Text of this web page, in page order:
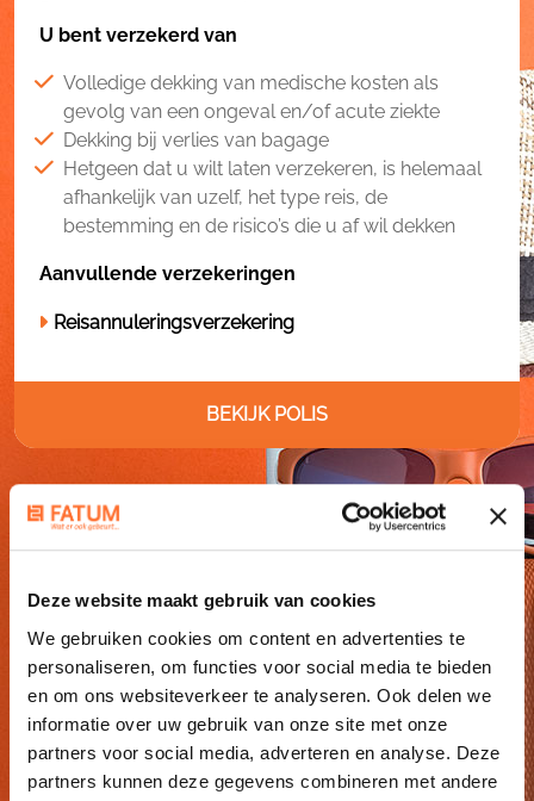
Deze website maakt gebruik van cookies
We gebruiken cookies om content en advertenties te
personaliseren, om functies voor social media te bieden
en om ons websiteverkeer te analyseren. Ook delen we
informatie over uw gebruik van onze site met onze
partners voor social media, adverteren en analyse. Deze
partners kunnen deze gegevens combineren met andere
U bent verzekerd van
Volledige dekking van medische kosten als
gevolg van een ongeval en/of acute ziekte
Dekking bij verlies van bagage
Hetgeen dat u wilt laten verzekeren, is helemaal
afhankelijk van uzelf, het type reis, de
bestemming en de risico’s die u af wil dekken
Aanvullende verzekeringen
Reisannuleringsverzekering
BEKIJK POLIS
REISVERZEKERING BINNENLAND